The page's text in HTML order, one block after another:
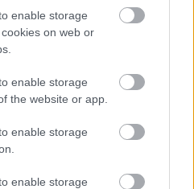
enable storage
on web or
enable storage
the website or app.
enable storage
enable storage
és nem visznek